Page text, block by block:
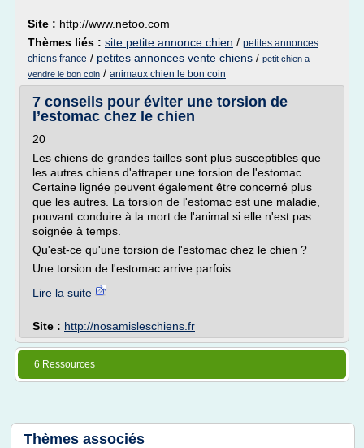
Site : http://www.netoo.com
Thèmes liés : site petite annonce chien / petites annonces
chiens france / petites annonces vente chiens / petit chien a
vendre le bon coin / animaux chien le bon coin
7 conseils pour éviter une torsion de
l’estomac chez le chien
20
Les chiens de grandes tailles sont plus susceptibles que
les autres chiens d'attraper une torsion de l'estomac.
Certaine lignée peuvent également être concerné plus
que les autres. La torsion de l'estomac est une maladie,
pouvant conduire à la mort de l'animal si elle n'est pas
soignée à temps.
Qu'est-ce qu'une torsion de l'estomac chez le chien ?
Une torsion de l'estomac arrive parfois...
Lire la suite
Site : http://nosamisleschiens.fr
6 Ressources
Thèmes associés